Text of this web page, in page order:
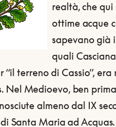
realtà, che qui
ottime acque
sapevano già i
quali
terreno di Cassio”, era
Nel Medioevo, ben
almeno dal IX
Santa Maria ad